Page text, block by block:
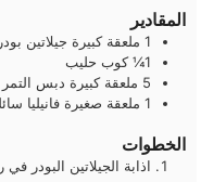
المقادير
1 ملعقة كبيرة جيلاتين بودر
1¼
كوب حليب
5 ملعقة كبيرة دبس التمر
1 ملعقة صغيرة فانيليا
الخطوات
اذابة الجيلاتين البودر